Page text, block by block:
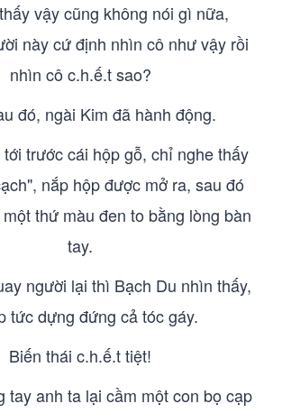
vậy cũng không nói gì nữa,
này cứ định nhìn cô như vậy rồi
nhìn cô c.h.ế.t sao?
đó, ngài Kim đã hành động.
trước cái hộp gỗ, chỉ nghe thấy
nắp hộp được mở ra, sau đó
thứ màu đen to bằng lòng bàn
tay.
người lại thì Bạch Du nhìn thấy,
tức dựng đứng cả tóc gáy.
Biến thái c.h.ế.t tiệt!
tay anh ta lại cầm một con bọ cạp